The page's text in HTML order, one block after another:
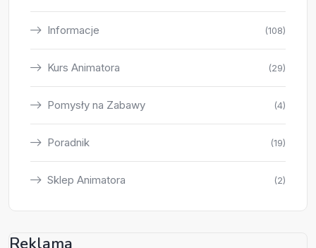
Informacje (108)
Kurs Animatora (29)
Pomysły na Zabawy (4)
Poradnik (19)
Sklep Animatora (2)
Reklama